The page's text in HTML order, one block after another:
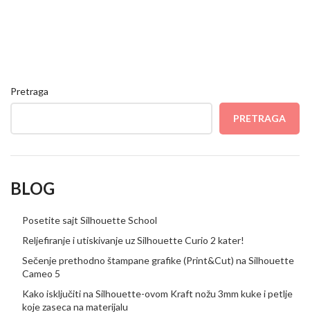
Pretraga
PRETRAGA
BLOG
Posetite sajt Silhouette School
Reljefiranje i utiskivanje uz Silhouette Curio 2 kater!
Sečenje prethodno štampane grafike (Print&Cut) na Silhouette
Cameo 5
Kako isključiti na Silhouette-ovom Kraft nožu 3mm kuke i petlje
koje zaseca na materijalu